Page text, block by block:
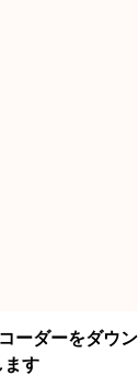
ーダーをダウ
す